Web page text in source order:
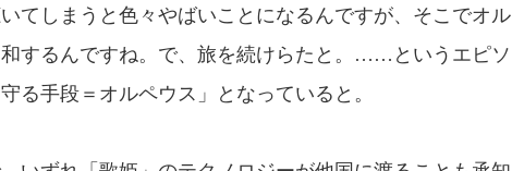
てしまうと色々やばいことになるんですが、そこでオル
するんですね。で、旅を続けらたと。……というエピソ
る手段＝オルペウス」となっていると。